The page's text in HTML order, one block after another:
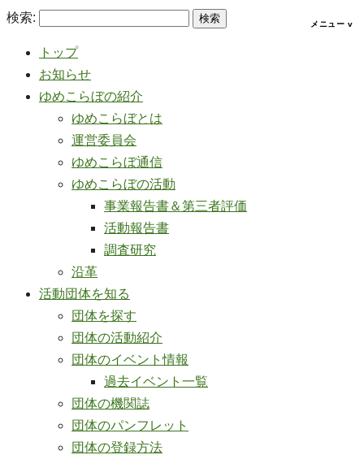
検索:
トップ
お知らせ
ゆめこらぼの紹介
ゆめこらぼとは
運営委員会
ゆめこらぼ通信
ゆめこらぼの活動
事業報告書＆第三者評価
活動報告書
調査研究
沿革
活動団体を知る
団体を探す
団体の活動紹介
団体のイベント情報
過去イベント一覧
団体の機関誌
団体のパンフレット
団体の登録方法